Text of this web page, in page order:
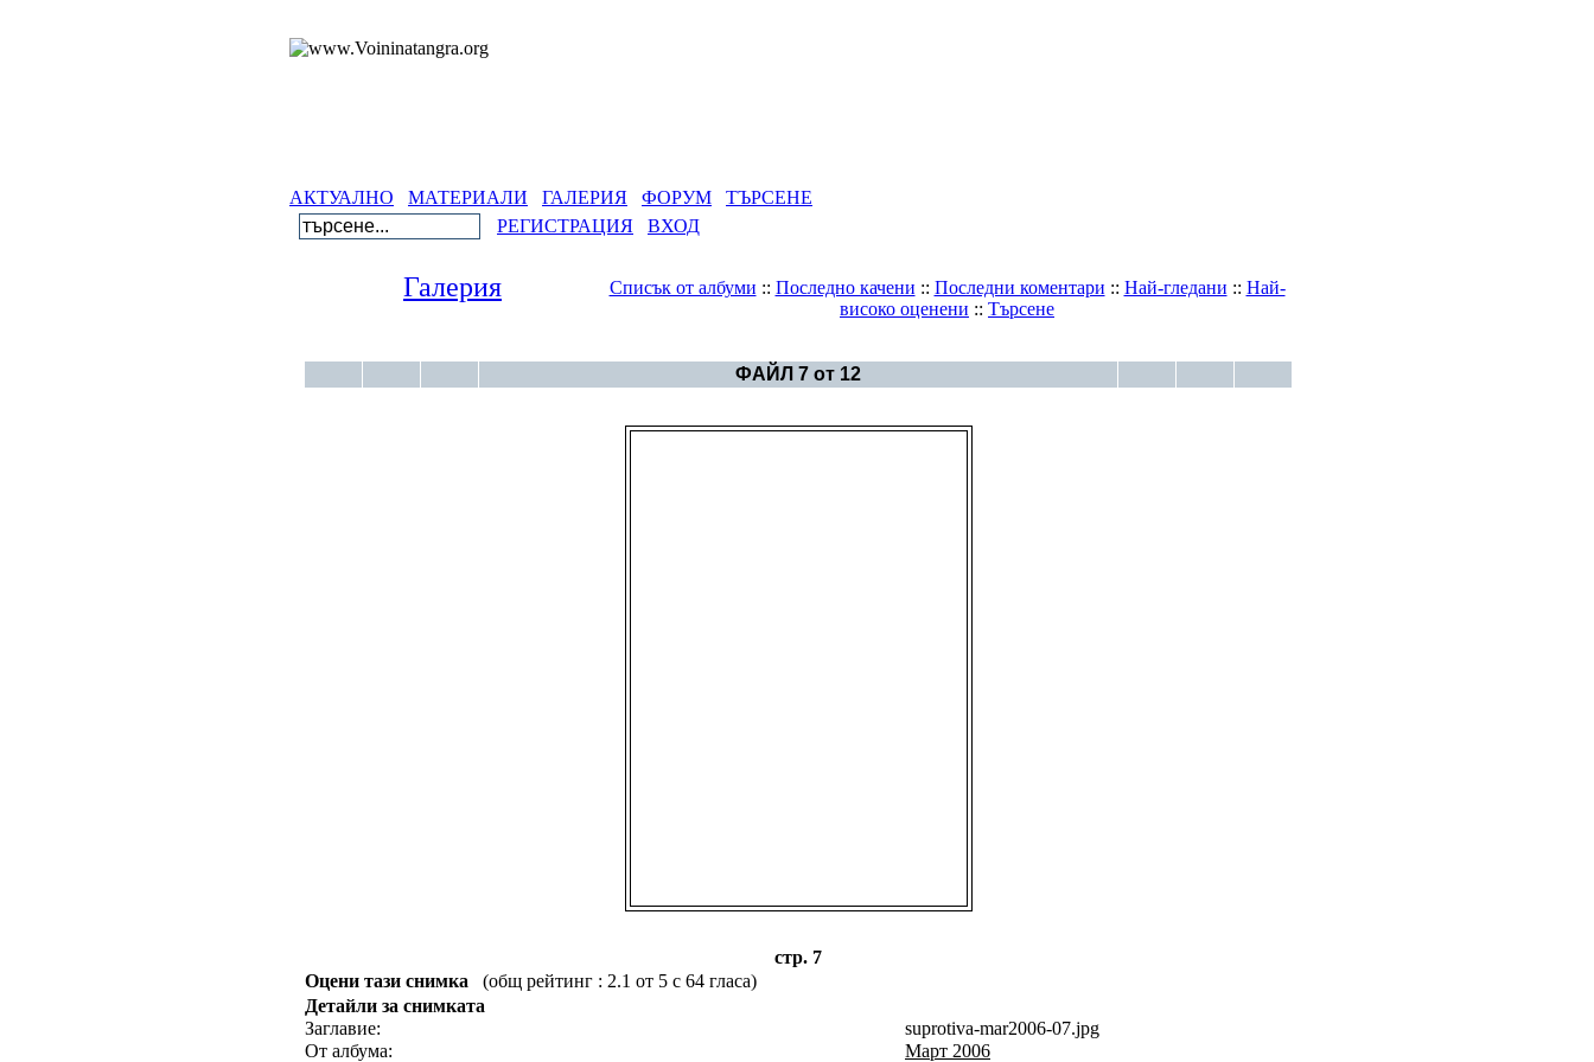
АКТУАЛНО МАТЕРИАЛИ ГАЛЕРИЯ ФОРУМ
ТЪРСЕНЕ
РЕГИСТРАЦИЯ
ВХОД
Галерия Списък от албуми::Последно качени::Последни коментари::Най-гледани::Най-
високо оценени::Търсене
Галерия>Март 2006
ФАЙЛ 7 от 12
Оцени тази снимка(общ рейтинг : 2.1 от 5 с 64 гласа)
Детайли за снимката
Заглавие:
suprotiva-mar2006-07.jpg